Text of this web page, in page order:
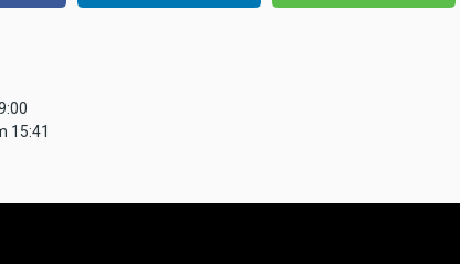
15:41